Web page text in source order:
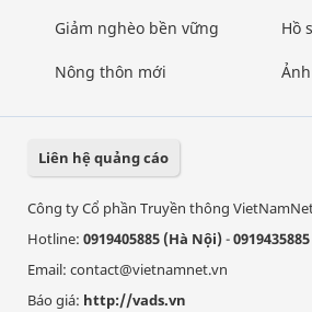
Giảm nghèo bền vững
Nông thôn mới
Hồ
Ảnh
Liên hệ quảng cáo
Công ty Cổ phần Truyền thông
Hotline: 0919405885 (Hà Nội)-
Email: contact@vietnamnet.vn
Báo giá: http://vads.vn